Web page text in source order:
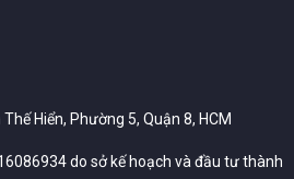
Hiển, Phường 5, Quận 8, HCM
do sở kế hoạch và đầu tư thành